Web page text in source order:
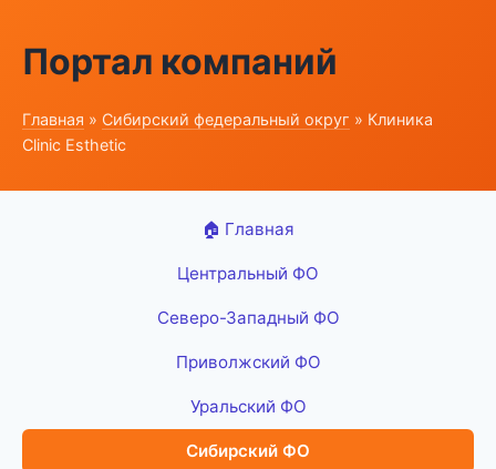
Портал компаний
Главная » Сибирский федеральный округ » Клиника
Clinic Esthetic
🏠 Главная
Центральный ФО
Северо-Западный ФО
Приволжский ФО
Уральский ФО
Сибирский ФО